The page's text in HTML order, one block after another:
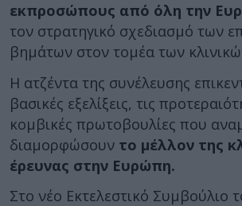
εκπροσώπους από όλη την
τον στρατηγικό σχεδιασμό των
βημάτων στον τομέα των
Η ατζέντα της συνέλευσης
βασικές εξελίξεις, τις
κομβικές πρωτοβουλίες που
διαμορφώσουν το μέλλον της
έρευνας στην Ευρώπη.
Στο νέο Εκτελεστικό Συμβούλιο